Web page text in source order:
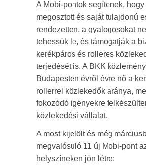
A Mobi-pontok segítenek, hogy
megosztott és saját tulajdonú
rendezetten, a gyalogosokat
tehessük le, és támogatják a
kerékpáros és rolleres
terjedését is. A BKK
Budapesten évről évre nő a
rollerrel közlekedők aránya,
fokozódó igényekre
közlekedési vállalat.
A most kijelölt és még
megvalósuló 11 új Mobi-pont
helyszíneken jön létre: